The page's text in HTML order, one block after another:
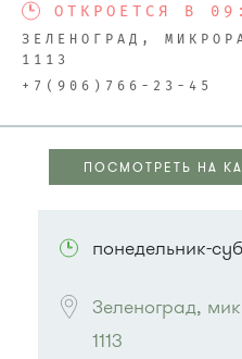
ОТКРОЕТСЯ В
ЗЕЛЕНОГРАД,
1113
+7(906)766-23-45
ПОСМОТРЕТЬ НА
понедельник-
Зеленоград,
1113